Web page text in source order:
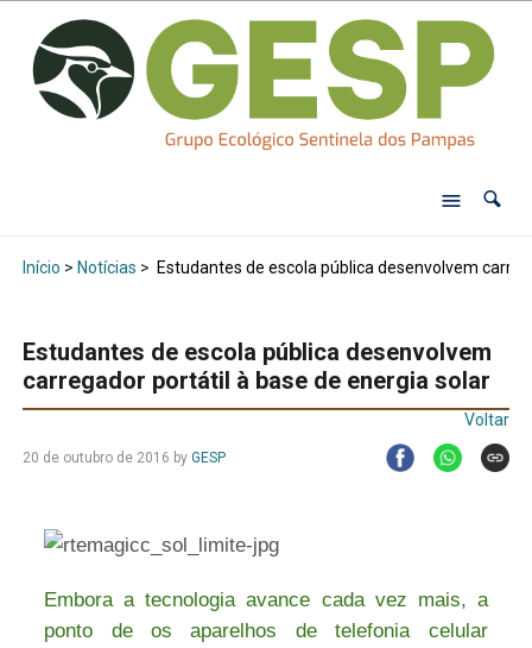
Início > Notícias > Estudantes de escola pública desenvolvem
Estudantes de escola pública desenvolvem
carregador portátil à base de energia solar
Voltar
20 de outubro de 2016 by GESP
Embora a tecnologia avance cada vez mais, a
ponto de os aparelhos de telefonia celular